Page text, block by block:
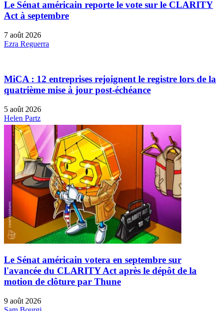
Le Sénat américain reporte le vote sur le CLARITY
Act à septembre
7 août 2026
Ezra Reguerra
MiCA : 12 entreprises rejoignent le registre lors de la
quatrième mise à jour post-échéance
5 août 2026
Helen Partz
Le Sénat américain votera en septembre sur
l'avancée du CLARITY Act après le dépôt de la
motion de clôture par Thune
9 août 2026